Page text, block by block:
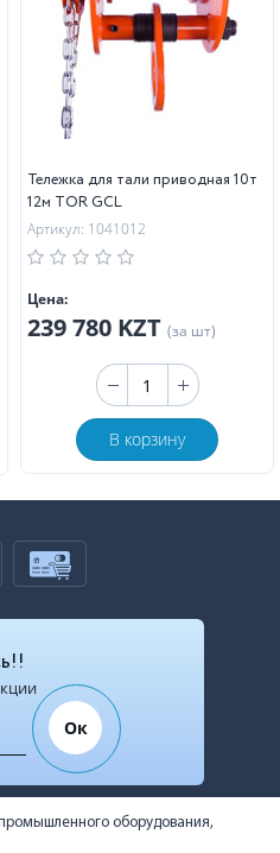
Тележка для тали приводная 10т
12м TOR GCL
Артикул: 1041012
Цена:
239 780 KZT (за шт)
В корзину
Ок
оборудования,